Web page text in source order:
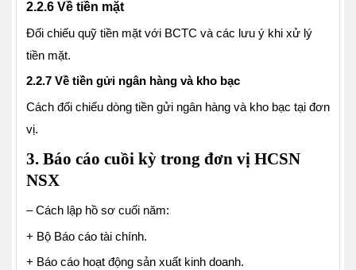
2.2.6 Về tiền mặt
Đối chiếu quỹ tiền mặt với BCTC và các lưu ý khi xử lý
tiền mặt.
2.2.7 Về tiền gửi ngân hàng và kho bạc
Cách đối chiếu dòng tiền gửi ngân hàng và kho bạc tại đơn
vị.
3. Báo cáo cuồi kỳ trong đơn vị HCSN
NSX
– Cách lập hồ sơ cuối năm:
+ Bộ Báo cáo tài chính.
+ Báo cáo hoạt động sản xuất kinh doanh.